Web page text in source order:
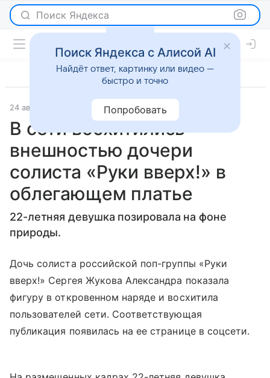
Поиск Яндекса
24 августа 2023 Lenta.Ru Светская жизнь
В сети восхитились
внешностью дочери
солиста «Руки вверх!» в
облегающем платье
22-летняя девушка позировала на фоне
природы.
Дочь солиста российской поп-группы «Руки
вверх!» Сергея Жукова Александра показала
фигуру в откровенном наряде и восхитила
пользователей сети. Соответствующая
публикация появилась на ее странице в соцсети.
Поиск Яндекса с Алисой AI
Найдёт ответ, картинку или видео —
быстро и точно
Попробовать